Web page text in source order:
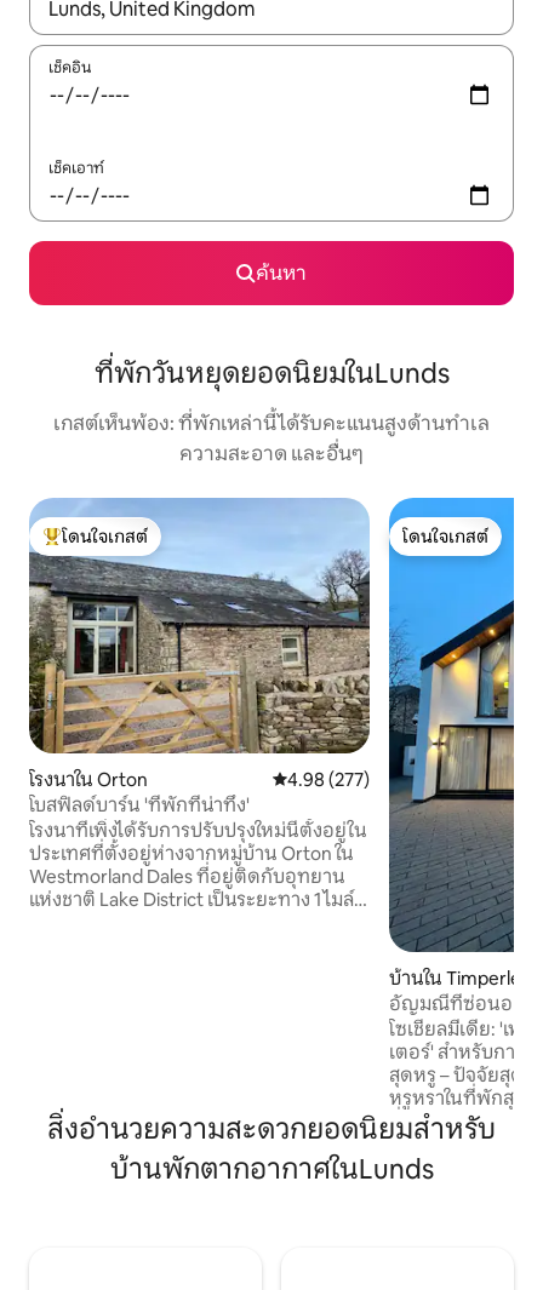
ใช้ลูกศรขึ้นลง หรือใช้การสัมผัสหรือปัด เพื่อสำรวจผลการค้นหา
เช็คอิน
เช็คเอาท์
ค้นหา
ที่พักวันหยุดยอดนิยมในLunds
เกสต์เห็นพ้อง: ที่พักเหล่านี้ได้รับคะแนนสูงด้านทำเล
ความสะอาด และอื่นๆ
โดนใจเกสต์ที่สุด
โดนใจเกสต์
โรงนาใน Orton คะแนนเฉลี่ย 4.98 จาก 5, 277 รีวิว
4.98 (277)
โบสฟิลด์บาร์น 'ที่พักที่น่าทึ่ง'
โรงนาที่เพิ่งได้รับการปรับปรุงใหม่นี้ตั้งอยู่ใน
ประเทศที่ตั้งอยู่ห่างจากหมู่บ้าน Orton ใน
Westmorland Dales ที่อยู่ติดกับอุทยาน
แห่งชาติ Lake District เป็นระยะทาง 1 ไมล์
Adjoins The Smithy เพื่อรองรับผู้เข้าพักได้
สูงสุด 9 คน
โดนใจเกสต์
โดนใจเกสต์
บ้านใน Timperley
อัญมณีที่ซ่อนอยู่ขอ
โซเชียลมีเดีย: 'เพ
เตอร์' สำหรับการจองโดย
สุดหรู – ปัจจัยสุดว้
หรูหราในที่พักสุด
ซึ่งความสง่างาม
ผ่อนคลายในอ่างน้
ค่ำคืนชมภาพยนตร์
สิ่งอำนวยความสะดวกยอดนิยมสำหรับ
บ้านพักตากอากาศในLunds